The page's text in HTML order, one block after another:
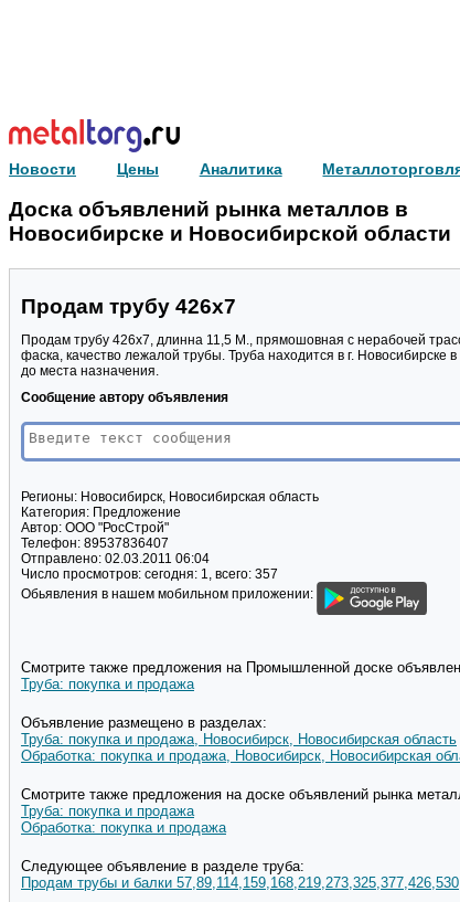
Новости Цены Аналитика
Доска объявлений рынка металлов в
Новосибирске и Новосибирской области
Продам трубу 426х7
Продам трубу 426х7, длинна 11,5 М., прямошовная с нерабочей
фаска, качество лежалой трубы. Труба находится в г. Новосибирске
до места назначения.
Сообщение автору объявления
Регионы: Новосибирск, Новосибирская область
Категория: Предложение
Автор: ООО "РосСтрой"
Телефон: 89537836407
Отправлено: 02.03.2011 06:04
Число просмотров: сегодня: 1, всего: 357
Обьявления в нашем мобильном приложении:
Смотрите также предложения на Промышленной доске
Труба: покупка и продажа
Объявление размещено в разделах:
Труба: покупка и продажа, Новосибирск, Новосибирская область
Обработка: покупка и продажа, Новосибирск, Новосибирская
Смотрите также предложения на доске объявлений рынка
Труба: покупка и продажа
Обработка: покупка и продажа
Следующее объявление в разделе труба:
Продам трубы и балки